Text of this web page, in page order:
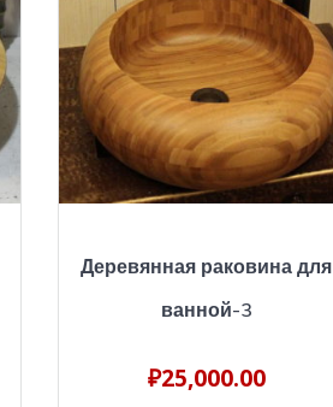
Деревянная раковина для
ванной-3
₽25,000.00